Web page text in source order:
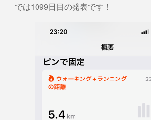
では1099日目の発表です！